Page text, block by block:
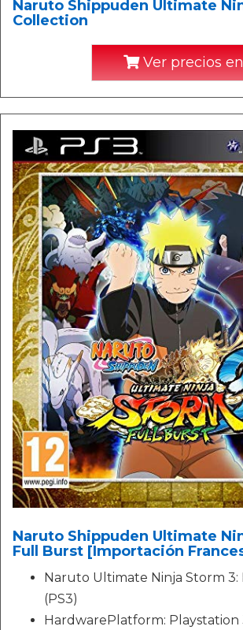
Naruto Shippuden Ultimate
Collection
Ver precios
Naruto Shippuden Ultimate
Full Burst [Importación
Naruto Ultimate Ninja Storm
(PS3)
HardwarePlatform: Playstation